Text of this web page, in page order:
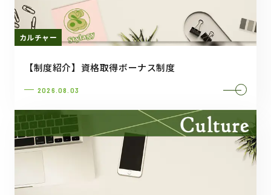
カルチャー
【制度紹介】資格取得ボーナス制度
2026.08.03